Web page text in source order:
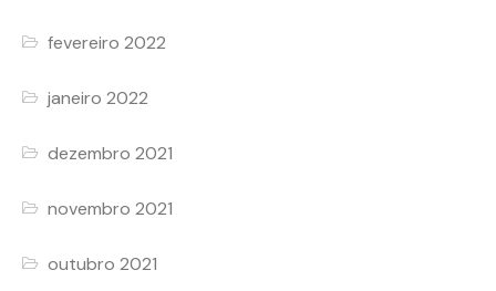
fevereiro 2022
janeiro 2022
dezembro 2021
novembro 2021
outubro 2021